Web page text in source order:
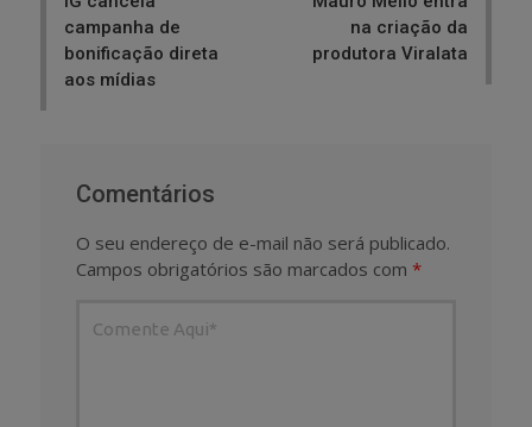
campanha de
bonificação direta
aos mídias
na criação da
produtora Viralata
Comentários
O seu endereço de e-mail não será publicado.
Campos obrigatórios são marcados com *